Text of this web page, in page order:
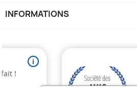
INFORMATIONS